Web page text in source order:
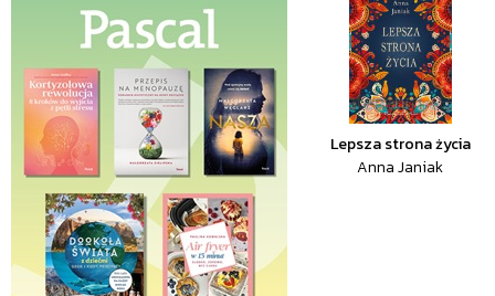
Lepsza strona życia
Anna Janiak